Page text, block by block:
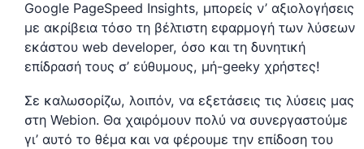
Google PageSpeed Insights, μπορείς ν’ αξιολογήσεις
με ακρίβεια τόσο τη βέλτιστη εφαρμογή των λύσεων
εκάστου web developer, όσο και τη δυνητική
επίδρασή τους σ’ εύθυμους, μή-geeky χρήστες!
Σε καλωσορίζω, λοιπόν, να εξετάσεις τις λύσεις μας
στη Webion. Θα χαιρόμουν πολύ να συνεργαστούμε
γι’ αυτό το θέμα και να φέρουμε την επίδοση του